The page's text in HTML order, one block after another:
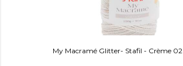
My Macramé Glitter- Stafil - Crème 02